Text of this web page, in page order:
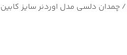
/ چمدان دلسی مدل اوردنر سایز کابین